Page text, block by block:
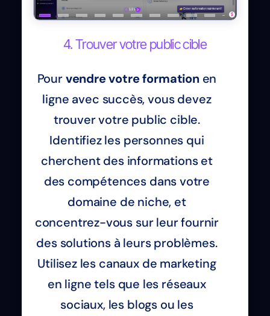
4. Trouver votre public cible
Pourvendre votre formationen
ligne avec succès, vous devez
trouver votre public cible.
Identifiez les personnes qui
cherchent des informations et
des compétences dans votre
domaine de niche, et
concentrez-vous sur leur fournir
des solutions à leurs problèmes.
Utilisez les canaux de marketing
en ligne tels que les réseaux
sociaux, les blogs ou les